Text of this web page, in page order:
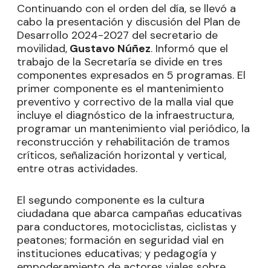
Continuando con el orden del día, se llevó a
cabo la presentación y discusión del Plan de
Desarrollo 2024-2027 del secretario de
movilidad, Gustavo Núñez. Informó que el
trabajo de la Secretaría se divide en tres
componentes expresados en 5 programas. El
primer componente es el mantenimiento
preventivo y correctivo de la malla vial que
incluye el diagnóstico de la infraestructura,
programar un mantenimiento vial periódico, la
reconstrucción y rehabilitación de tramos
críticos, señalización horizontal y vertical,
entre otras actividades.
El segundo componente es la cultura
ciudadana que abarca campañas educativas
para conductores, motociclistas, ciclistas y
peatones; formación en seguridad vial en
instituciones educativas; y pedagogía y